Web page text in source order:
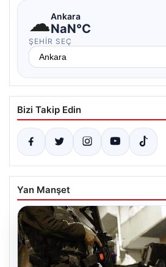
☁Ankara
NaN°C
ŞEHIR SEÇ
Bizi Takip Edin
Yan Manşet